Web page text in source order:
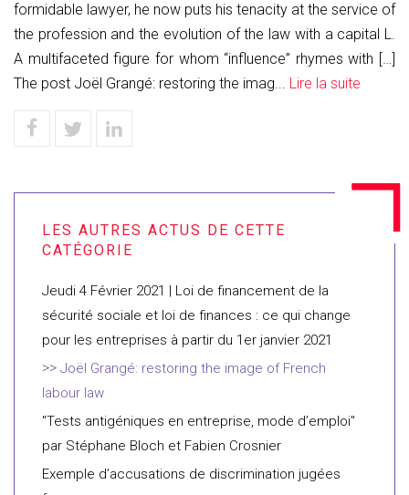
formidable lawyer, he now puts his tenacity at the service of
the profession and the evolution of the law with a capital L.
A multifaceted figure for whom “influence” rhymes with […]
The post Joël Grangé: restoring the imag... Lire la suite
Jeudi 4 Février 2021 | Loi de financement de la
sécurité sociale et loi de finances : ce qui change
pour les entreprises à partir du 1er janvier 2021
Joël Grangé: restoring the image of French
labour law
"Tests antigéniques en entreprise, mode d’emploi"
par Stéphane Bloch et Fabien Crosnier
Exemple d’accusations de discrimination jugées